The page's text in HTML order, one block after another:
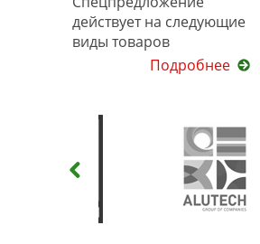
действует на следующие
виды товаров
Подробнее